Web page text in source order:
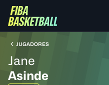
JUGADORES
Jane
Asinde